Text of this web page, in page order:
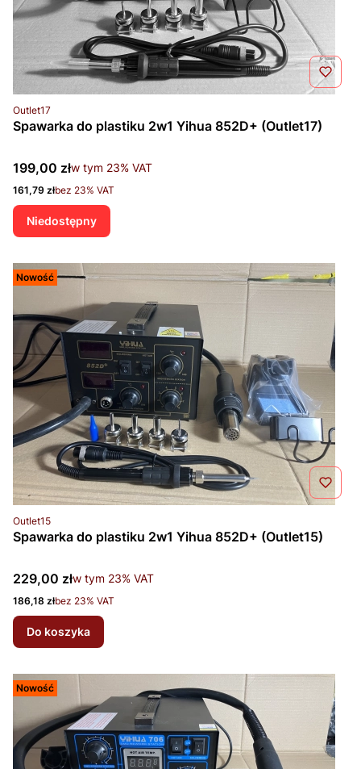
Kod produktu
Outlet17
Spawarka do plastiku 2w1 Yihua 852D+ (Outlet17)
Cena brutto
199,00 złw tym %s VAT
w tym 23% VAT
Cena netto
161,79 złbez 23% VAT
Niedostępny
Nowość
Kod produktu
Outlet15
Spawarka do plastiku 2w1 Yihua 852D+ (Outlet15)
Cena brutto
229,00 złw tym %s VAT
w tym 23% VAT
Cena netto
186,18 złbez 23% VAT
Do koszyka
Nowość